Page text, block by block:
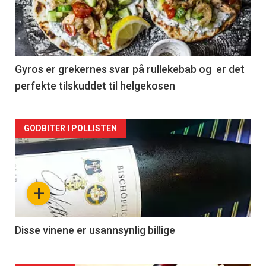
nå
-
2
Gyros er grekernes svar på rullekebab og er det
perfekte tilskuddet til helgekosen
Forsiden
akkurat
nå
3
+
GODBITER I POLLISTEN
Disse vinene er usannsynlig billige